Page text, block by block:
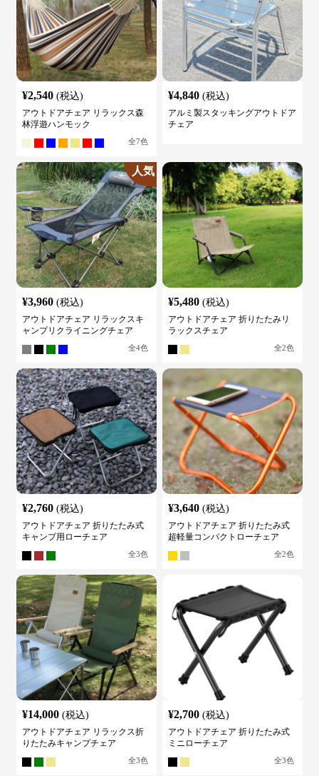
¥2,540 (税込)
アウトドアチェア リラックス森
林浮遊ハンモック
全7色
¥4,840 (税込)
アルミ製スタッキングアウトドア
チェア
人気
¥3,960 (税込)
アウトドアチェア リラックスキ
ャンプリクライニングチェア
全4色
¥5,480 (税込)
アウトドアチェア 折りたたみリ
ラックスチェア
全2色
¥2,760 (税込)
アウトドアチェア 折りたたみ式
キャンプ用ローチェア
全3色
¥3,640 (税込)
アウトドアチェア 折りたたみ式
超軽量コンパクトローチェア
全2色
¥14,000 (税込)
アウトドアチェア リラックス折
りたたみキャンプチェア
全3色
¥2,700 (税込)
アウトドアチェア 折りたたみ式
ミニローチェア
全3色